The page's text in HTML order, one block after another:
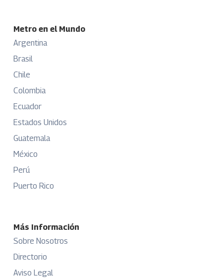
Metro en el Mundo
Argentina
Brasil
Chile
Colombia
Ecuador
Estados Unidos
Guatemala
México
Perú
Puerto Rico
Más Información
Sobre Nosotros
Directorio
Aviso Legal